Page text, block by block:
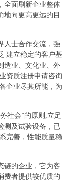
全面刷新企业整体
地向更高更远的目
人士合作交流，强
建立稳定的客户基
造业、文化业、外
资质注册申请咨询
企业尽其所能，为
社会”的原则,立足
测及试验设备，已
完善，性能质量稳
链的企业，它为客
费者提供较优质的